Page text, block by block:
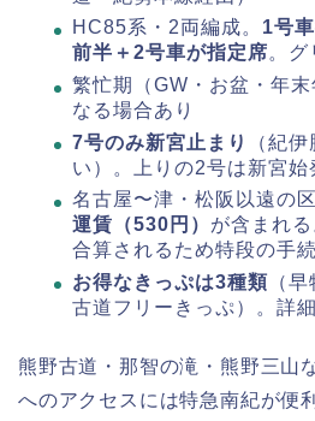
HC85系・2両編成。 1号
前半＋2号車が指定席。グ
繁忙期（GW・お盆・年末
なる場合あり
7号のみ新宮止まり
（紀
い）。上りの2号は新宮始
名古屋〜津・松阪以遠の
運賃（530円） が含まれ
合算されるため特段の手
お得なきっぷは3種類 （
古道フリーきっぷ）。詳
熊野古道・那智の滝・熊野三山
へのアクセスには特急南紀が便